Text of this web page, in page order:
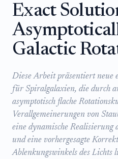
Exact
Galactic
Diese Arbeit präsentiert neue
für Spiralgalaxien, die durch
asymptotisch flache
Verallgemeinerungen von
eine dynamische Realisierung
und eine vorhergesagte
Ablenkungswinkels des Lichts